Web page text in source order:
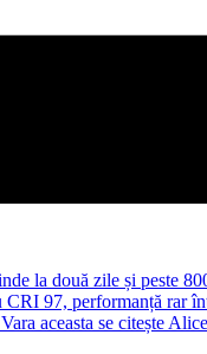
la două zile și peste
97, performanță rar
aceasta se citește